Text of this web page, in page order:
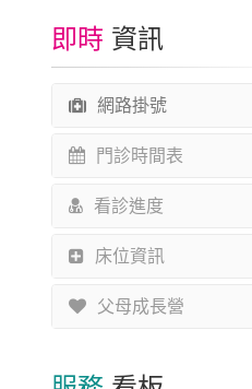
即時 資訊
網路掛號
門診時間表
看診進度
床位資訊
父母成長營